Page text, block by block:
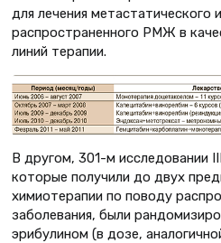
для лечения метастатического
распространенного РМЖ в
линий терапии.
В другом, 301-м исследовании
которые получили до двух
химиотерапии по поводу
заболевания, были
эрибулином (в дозе,